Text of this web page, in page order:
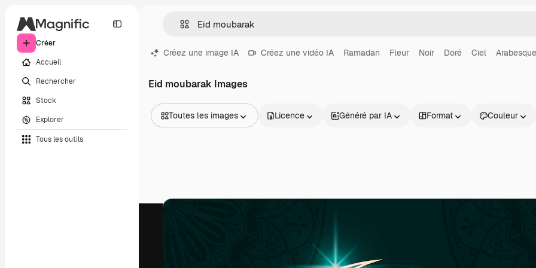
Créer
Accueil
Rechercher
Stock
Explorer
Tous les outils
Créez une image IA Créez une vidéo IA Ramadan Fleur Noir Doré Ciel Arabesque
Eid moubarak Images
Toutes les images
Vidéos
Licence Généré par IA Format Couleur
Produits